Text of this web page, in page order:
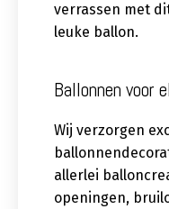
verrassen met
leuke ballon.
Ballonnen voor
Wij verzorgen
allerlei
openingen,